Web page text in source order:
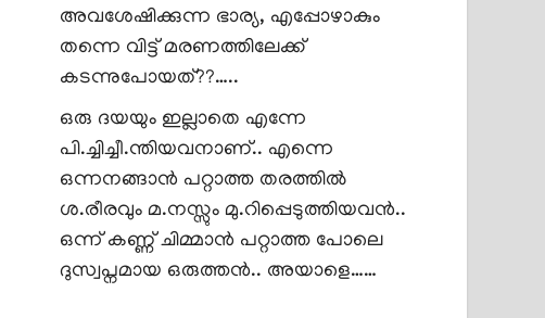
അവശേഷിക്കുന്ന ഭാര്യ, എപ്പോഴാകും
തന്നെ വിട്ട് മരണത്തിലേക്ക്
കടന്നുപോയത്??…..
ഒരു ദയയും ഇല്ലാതെ എന്നേ
പി.ച്ചിച്ചീ.ന്തിയവനാണ്.. എന്നെ
ഒന്നനങ്ങാൻ പറ്റാത്ത തരത്തിൽ
ശ.രീരവും മ.നസ്സും മു.റിപ്പെടുത്തിയവൻ..
ഒന്ന് കണ്ണ് ചിമ്മാൻ പറ്റാത്ത പോലെ
ദുസ്വപ്നമായ ഒരുത്തൻ.. അയാളെ……